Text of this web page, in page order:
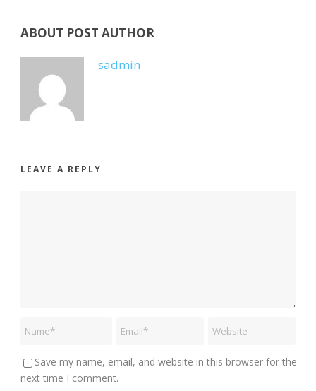
ABOUT POST AUTHOR
sadmin
LEAVE A REPLY
Save my name, email, and website in this browser for the
next time I comment.